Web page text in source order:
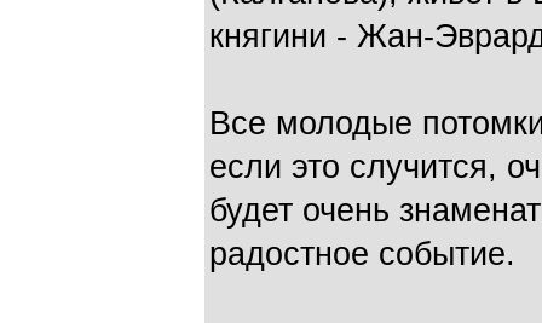
княгини - Жан-
Все молодые
если это случится,
будет очень
радостное событие.